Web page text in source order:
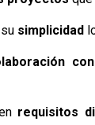
simplicidad
requisitos